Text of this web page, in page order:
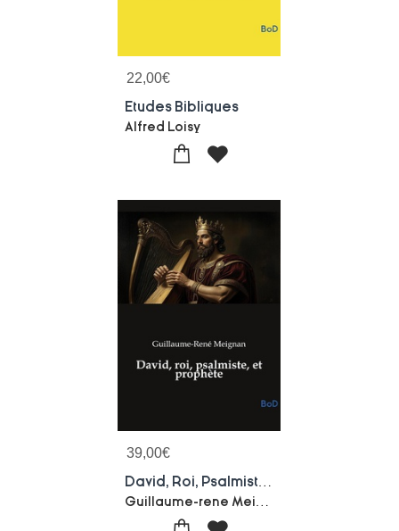
22,00€
Etudes Bibliques
Alfred Loisy
39,00€